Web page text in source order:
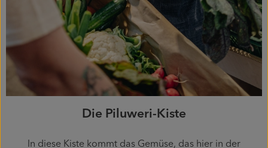
Die Piluweri-Kiste
In diese Kiste kommt das Gemüse, das hier in der